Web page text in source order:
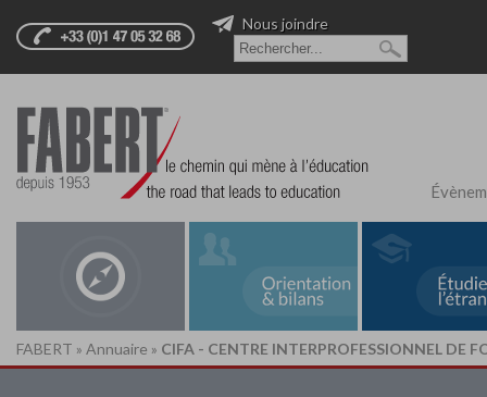
Nous joindre
FABERT » Annuaire » CIFA - CENTRE INTERPROFESSIONNEL DE